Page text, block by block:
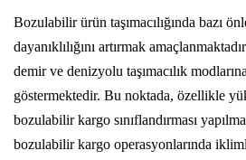
Bozulabilir ürün taşımacılığında bazı
dayanıklılığını artırmak
demir ve denizyolu taşımacılık
göstermektedir. Bu noktada, özellikle
bozulabilir kargo sınıflandırması
bozulabilir kargo operasyonlarında